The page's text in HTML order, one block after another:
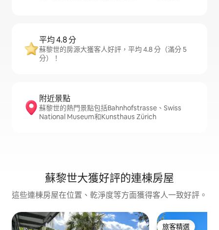
平均 4.8 分
蘇黎世的房源大獲客人好評，平均 4.8 分（滿分 5
分）！
附近景點
蘇黎世的熱門景點包括Bahnhofstrasse、Swiss
National Museum和Kunsthaus Zürich
蘇黎世大獲好評的連棟房屋
這些連棟房屋在位置、乾淨度等方面獲得客人一致好評。
旅客精選